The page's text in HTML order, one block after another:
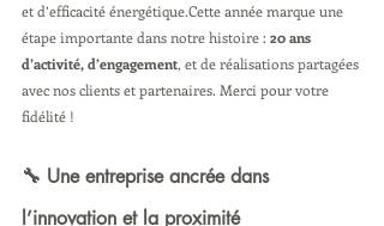
et d’efficacité énergétique.Cette année marque une
étape importante dans notre histoire : 20 ans
d’activité, d’engagement, et de réalisations partagées
avec nos clients et partenaires. Merci pour votre
fidélité !
🔧 Une entreprise ancrée dans
l’innovation et la proximité